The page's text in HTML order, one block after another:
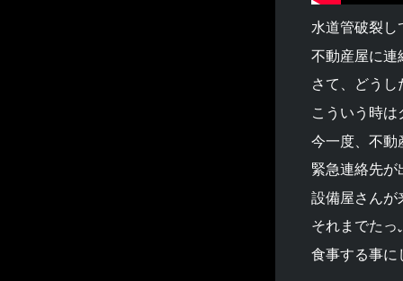
水道管破裂し
不動産屋に連
さて、どうし
こういう時は
今一度、不動
緊急連絡先が
設備屋さんが
それまでたっ
食事する事に